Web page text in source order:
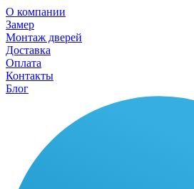
О компании
Замер
Монтаж дверей
Доставка
Оплата
Контакты
Блог